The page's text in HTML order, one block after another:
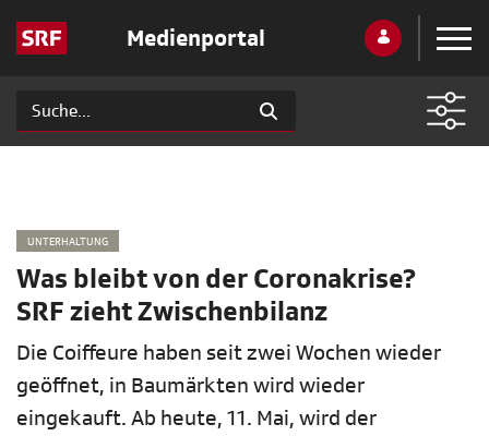
Medienportal
UNTERHALTUNG
Was bleibt von der Coronakrise?
SRF zieht Zwischenbilanz
Die Coiffeure haben seit zwei Wochen wieder
geöffnet, in Baumärkten wird wieder
eingekauft. Ab heute, 11. Mai, wird der